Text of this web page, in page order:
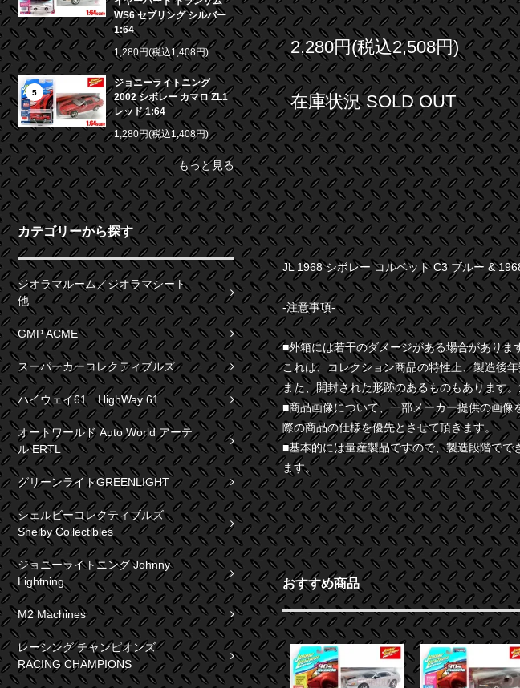
WS6 セブリング シルバー
1:64
1,280円(税込1,408円)
5
ジョニーライトニング
2002 シボレー カマロ ZL1
レッド 1:64
1,280円(税込1,408円)
もっと見る
カテゴリーから探す
ジオラマルーム／ジオラマシート
他
GMP ACME
スーパーカーコレクティブルズ
ハイウェイ61 HighWay 61
オートワールド Auto World アーテ
ル ERTL
グリーンライトGREENLIGHT
シェルビーコレクティブルズ
Shelby Collectibles
ジョニーライトニング Johnny
Lightning
M2 Machines
レーシング チャンピオンズ
RACING CHAMPIONS
2,280円(税込2,508円)
在庫状況 SOLD OUT
JL 1968 シボレー コルベット C3 ブルー &
-注意事項-
■外箱には若干のダメージがある場合がありま
これは、コレクション商品の特性上、製造後
また、開封された形跡のあるものもあります
■商品画像について、一部メーカー提供の画
際の商品の仕様を優先とさせて頂きます。
■基本的には量産製品ですので、製造段階で
ます。
おすすめ商品